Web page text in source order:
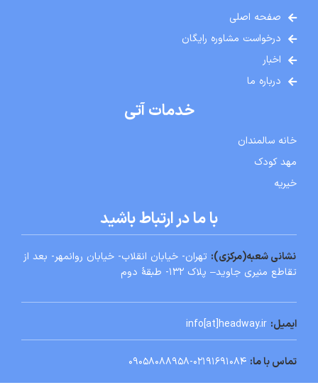
صفحه اصلی
درخواست مشاوره رایگان
اخبار
درباره ما
خدمات آتی
خانه سالمندان
مهد کودک
خیریه
با ما در ارتباط باشید
نشانی شعبه(مركزی): تهران- خيابان انقلاب- خيابان روانمهر- بعد از
تقاطع منيری جاويد– پلاک ۱۳۲- طبقۀ دوم
ایمیل:
تماس با ما: